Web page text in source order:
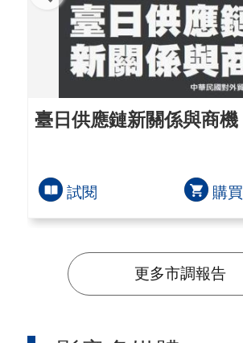
臺日供應鏈新關係與商機
試閱 購買
更多市調報告